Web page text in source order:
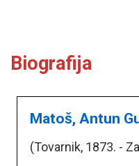
Biografija
Matoš, Antun
(Tovarnik, 1873. -